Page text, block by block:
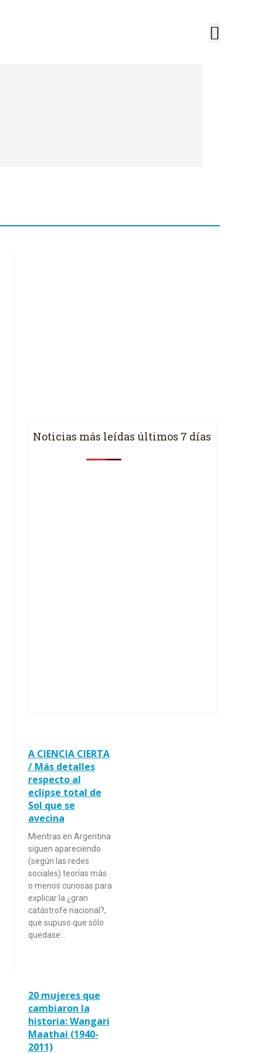
Noticias más leídas últimos 7 días
A CIENCIA CIERTA
/ Más detalles
respecto al
eclipse total de
Sol que se
avecina
Mientras en Argentina
siguen apareciendo
(según las redes
sociales) teorías más
o menos curiosas para
explicar la ¿gran
catástrofe nacional?,
que supuso que sólo
quedase…
20 mujeres que
cambiaron la
historia: Wangari
Maathai (1940-
2011)